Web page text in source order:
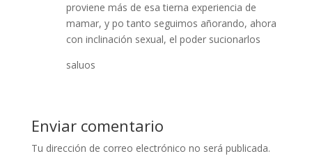
proviene más de esa tierna experiencia de
mamar, y po tanto seguimos añorando, ahora
con inclinación sexual, el poder sucionarlos
saluos
Enviar comentario
Tu dirección de correo electrónico no será publicada.